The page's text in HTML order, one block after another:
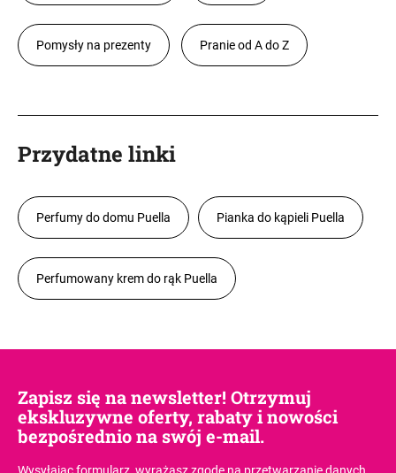
Pomysły na prezenty Pranie od A do Z
Przydatne linki
Perfumy do domu Puella Pianka do kąpieli Puella
Perfumowany krem do rąk Puella
Zapisz się na newsletter! Otrzymuj
ekskluzywne oferty, rabaty i nowości
bezpośrednio na swój e-mail.